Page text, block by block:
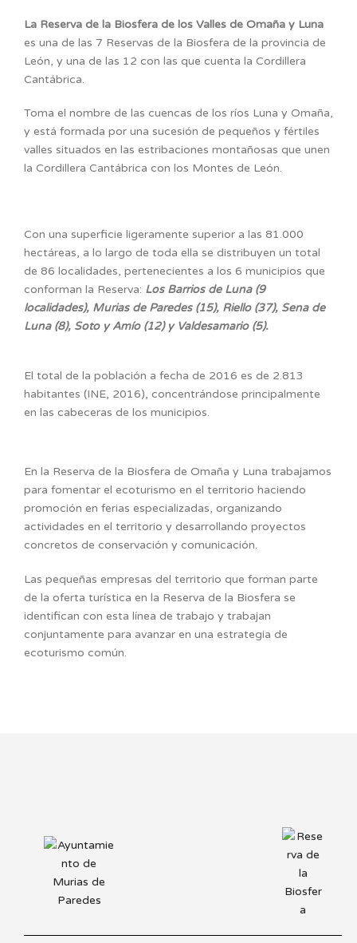
La Reserva de la Biosfera de los Valles de Omaña y Luna
es una de las 7 Reservas de la Biosfera de la provincia de
León, y una de las 12 con las que cuenta la Cordillera
Cantábrica.
Toma el nombre de las cuencas de los ríos Luna y Omaña,
y está formada por una sucesión de pequeños y fértiles
valles situados en las estribaciones montañosas que unen
la Cordillera Cantábrica con los Montes de León.
Con una superficie ligeramente superior a las 81.000
hectáreas, a lo largo de toda ella se distribuyen un total
de 86 localidades, pertenecientes a los 6 municipios que
conforman la Reserva: Los Barrios de Luna (9
localidades), Murias de Paredes (15), Riello (37), Sena de
Luna (8), Soto y Amío (12) y Valdesamario (5).
El total de la población a fecha de 2016 es de 2.813
habitantes (INE, 2016), concentrándose principalmente
en las cabeceras de los municipios.
En la Reserva de la Biosfera de Omaña y Luna trabajamos
para fomentar el ecoturismo en el territorio haciendo
promoción en ferias especializadas, organizando
actividades en el territorio y desarrollando proyectos
concretos de conservación y comunicación.
Las pequeñas empresas del territorio que forman parte
de la oferta turística en la Reserva de la Biosfera se
identifican con esta línea de trabajo y trabajan
conjuntamente para avanzar en una estrategia de
ecoturismo común.